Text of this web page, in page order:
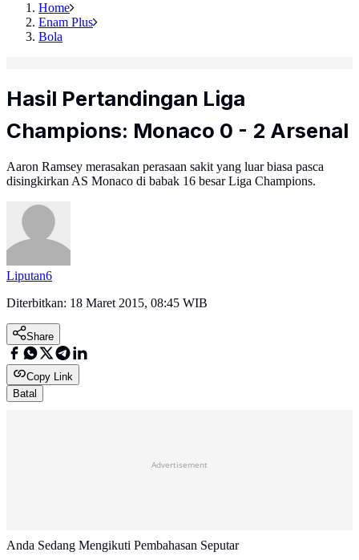
Home
Enam Plus
Bola
Hasil Pertandingan Liga
Champions: Monaco 0 - 2 Arsenal
Aaron Ramsey merasakan perasaan sakit yang luar biasa pasca
disingkirkan AS Monaco di babak 16 besar Liga Champions.
Liputan6
Diterbitkan: 18 Maret 2015, 08:45 WIB
Share
Copy Link
Batal
Advertisement
Anda Sedang Mengikuti Pembahasan Seputar